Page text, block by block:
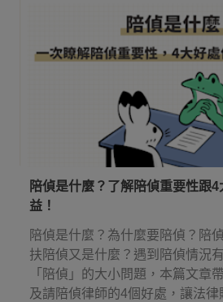
陪偵是什麼？了解陪偵重要性跟
益！
陪偵是什麼？為什麼要陪偵？陪
扶陪偵又是什麼？遇到陪偵情況
「陪偵」的大小問題，本篇文章
及請陪偵律師的4個好處，讓法